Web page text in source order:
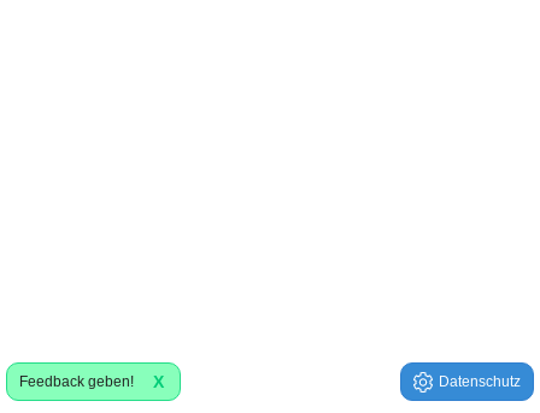
Feedback geben! X Datenschutz